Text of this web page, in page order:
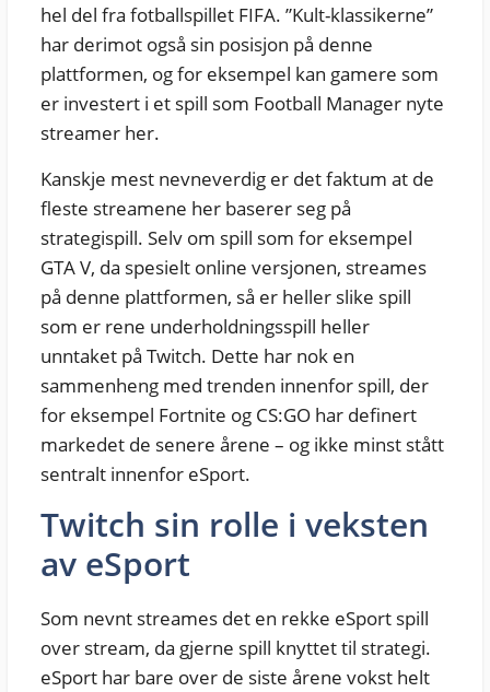
hel del fra fotballspillet FIFA. ”Kult-klassikerne”
har derimot også sin posisjon på denne
plattformen, og for eksempel kan gamere som
er investert i et spill som Football Manager nyte
streamer her.
Kanskje mest nevneverdig er det faktum at de
fleste streamene her baserer seg på
strategispill. Selv om spill som for eksempel
GTA V, da spesielt online versjonen, streames
på denne plattformen, så er heller slike spill
som er rene underholdningsspill heller
unntaket på Twitch. Dette har nok en
sammenheng med trenden innenfor spill, der
for eksempel Fortnite og CS:GO har definert
markedet de senere årene – og ikke minst stått
sentralt innenfor eSport.
Twitch sin rolle i veksten
av eSport
Som nevnt streames det en rekke eSport spill
over stream, da gjerne spill knyttet til strategi.
eSport har bare over de siste årene vokst helt